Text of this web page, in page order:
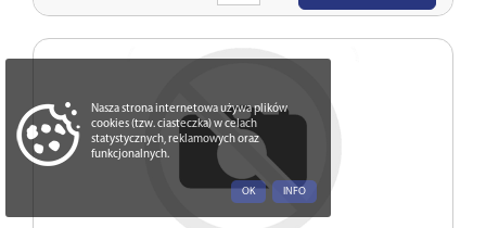
Nasza strona internetowa używa plików
cookies (tzw. ciasteczka) w celach
statystycznych, reklamowych oraz
funkcjonalnych.
INFO
OK